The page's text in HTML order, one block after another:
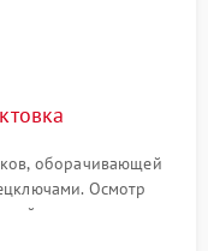
оборачивающей
Осмотр
пружин и
люфта, смещения